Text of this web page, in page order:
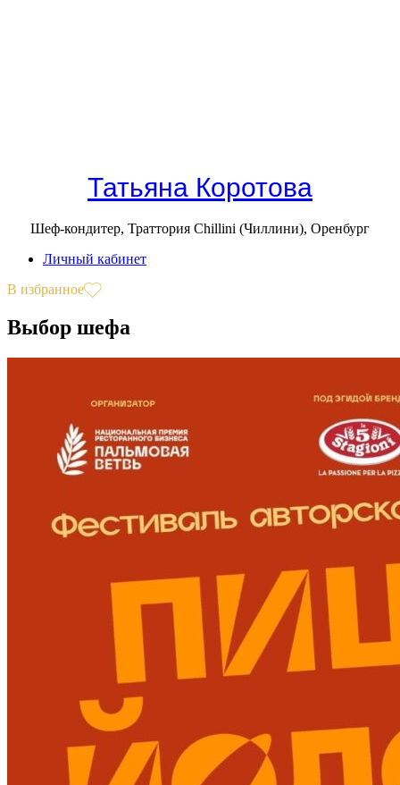
Татьяна Коротова
Шеф-кондитер, Траттория Chillini (Чиллини), Оренбург
Личный кабинет
В избранное
Выбор шефа